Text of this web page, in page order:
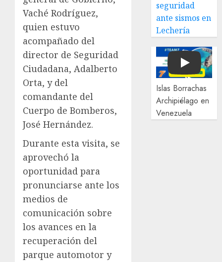
Vaché Rodríguez,
quien estuvo
acompañado del
director de Seguridad
Ciudadana, Adalberto
Orta, y del
comandante del
Cuerpo de Bomberos,
José Hernández.
Durante esta visita, se
aprovechó la
oportunidad para
pronunciarse ante los
medios de
comunicación sobre
los avances en la
recuperación del
parque automotor y
seguridad
ante sismos en
Lechería
Play
Islas Borrachas
Archipiélago en
Venezuela